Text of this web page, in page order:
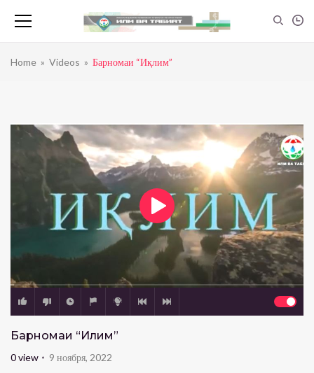
Home » Videos » Барномаи “Иқлим”
Барномаи “Иқлим”
0view 9 ноября, 2022